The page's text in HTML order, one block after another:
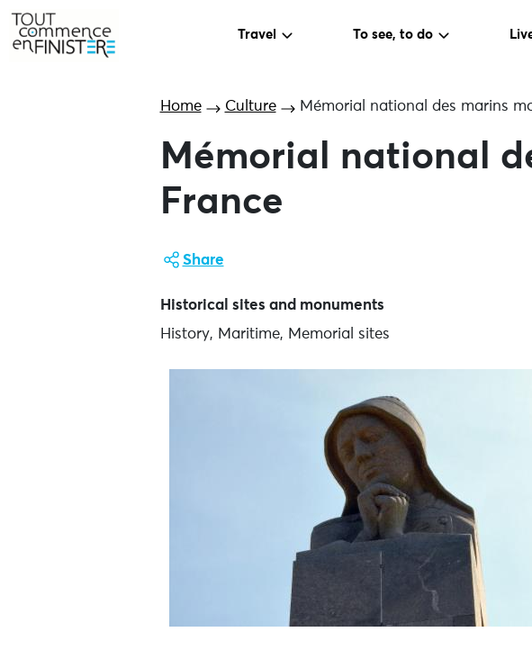
Travel To see, to do
Home Culture Mémorial national des marins
Mémorial national
France
Share
Historical sites and monuments
History, Maritime, Memorial sites